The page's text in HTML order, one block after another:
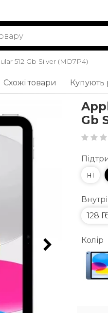
512 Gb Silver (MD7P4)
Схожі товари Купують
Gb
ні
128
Колір